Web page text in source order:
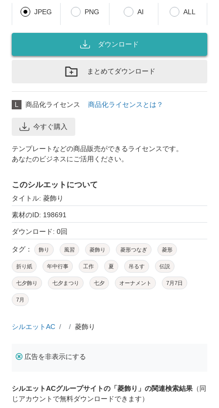
JPEG PNG AI ALL
ダウンロード
まとめてダウンロード
L 商品化ライセンス 商品化ライセンスとは？
今すぐ購入
テンプレートなどの商品販売ができるライセンスです。
あなたのビジネスにご活用ください。
このシルエットについて
タイトル: 菱飾り
素材のID: 198691
ダウンロード: 0回
タグ： 飾り 風習 菱飾り 菱形つなぎ 菱形
折り紙 年中行事 工作 夏 吊るす 伝説
七夕飾り 七夕まつり 七夕 オーナメント 7月7日
7月
シルエットAC 菱飾り
広告を非表示にする
シルエットACグループサイトの「菱飾り」の関連検索結果 （同
じアカウントで無料ダウンロードできます）